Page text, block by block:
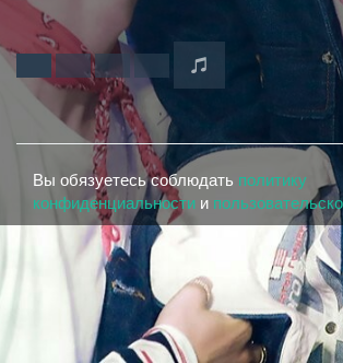
Вы обязуетесь соблюдать политику
конфиденциальности и